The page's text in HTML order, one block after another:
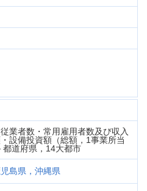
業者数・常用雇用者数及び収入
設備投資額（総額，1事業所当
道府県，14大都市
島県，沖縄県